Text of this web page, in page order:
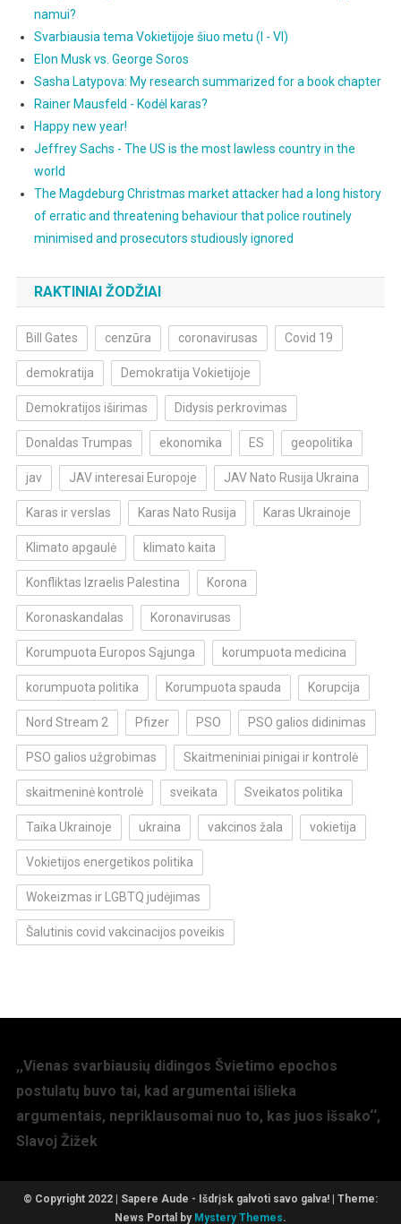
namui?
Svarbiausia tema Vokietijoje šiuo metu (I - VI)
Elon Musk vs. George Soros
Sasha Latypova: My research summarized for a book chapter
Rainer Mausfeld - Kodėl karas?
Happy new year!
Jeffrey Sachs - The US is the most lawless country in the
world
The Magdeburg Christmas market attacker had a long history
of erratic and threatening behaviour that police routinely
minimised and prosecutors studiously ignored
RAKTINIAI ŽODŽIAI
Bill Gates cenzūra coronavirusas Covid 19
demokratija Demokratija Vokietijoje
Demokratijos iširimas Didysis perkrovimas
Donaldas Trumpas ekonomika ES geopolitika
jav JAV interesai Europoje JAV Nato Rusija Ukraina
Karas ir verslas Karas Nato Rusija Karas Ukrainoje
Klimato apgaulė klimato kaita
Konfliktas Izraelis Palestina Korona
Koronaskandalas Koronavirusas
Korumpuota Europos Sąjunga korumpuota medicina
korumpuota politika Korumpuota spauda Korupcija
Nord Stream 2 Pfizer PSO PSO galios didinimas
PSO galios užgrobimas Skaitmeniniai pinigai ir kontrolė
skaitmeninė kontrolė sveikata Sveikatos politika
Taika Ukrainoje ukraina vakcinos žala vokietija
Vokietijos energetikos politika
Wokeizmas ir LGBTQ judėjimas
Šalutinis covid vakcinacijos poveikis
,,Vienas svarbiausių didingos Švietimo epochos
postulatų buvo tai, kad argumentai išlieka
argumentais, nepriklausomai nuo to, kas juos išsako‘‘,
Slavoj Žižek
© Copyright 2022 | Sapere Aude - Išdrįsk galvoti savo galva!
Theme:
News Portal by Mystery Themes.